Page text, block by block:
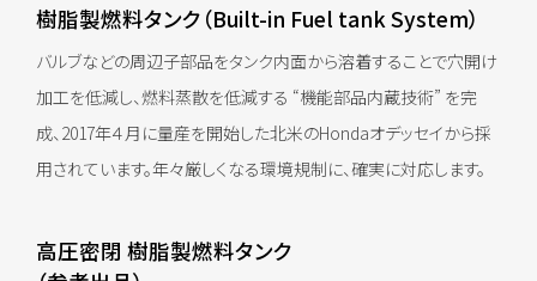
樹脂製燃料タンク（Built-in Fuel tank System）
バルブなどの周辺子部品をタンク内面から溶着することで穴開け
加工を低減し、燃料蒸散を低減する “機能部品内蔵技術” を完
成、2017年４月に量産を開始した北米のHondaオデッセイから採
用されています。年々厳しくなる環境規制に、確実に対応します。
高圧密閉 樹脂製燃料タンク